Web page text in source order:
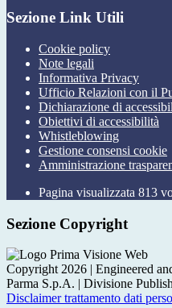
Sezione Link Utili
Cookie policy
Note legali
Informativa Privacy
Ufficio Relazioni con il
Dichiarazione di
Obiettivi di accessibilità
Whistleblowing
Gestione consensi cookie
Amministrazione
Pagina visualizzata 813
Sezione Copyright
Copyright 2026 | Engineered
Parma S.p.A. | Divisione
Disclaimer trattamento dati